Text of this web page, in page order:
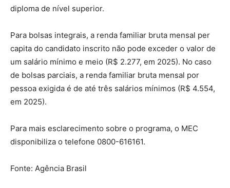
diploma de nível superior.
Para bolsas integrais, a renda familiar bruta mensal per
capita do candidato inscrito não pode exceder o valor de
um salário mínimo e meio (R$ 2.277, em 2025). No caso
de bolsas parciais, a renda familiar bruta mensal por
pessoa exigida é de até três salários mínimos (R$ 4.554,
em 2025).
Para mais esclarecimento sobre o programa, o MEC
disponibiliza o telefone 0800-616161.
Fonte: Agência Brasil